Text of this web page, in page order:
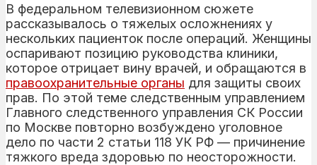
В федеральном телевизионном сюжете
рассказывалось о тяжелых осложнениях у
нескольких пациенток после операций. Женщины
оспаривают позицию руководства клиники,
которое отрицает вину врачей, и обращаются в
правоохранительные органы для защиты своих
прав. По этой теме следственным управлением
Главного следственного управления СК России
по Москве повторно возбуждено уголовное
дело по части 2 статьи 118 УК РФ — причинение
тяжкого вреда здоровью по неосторожности.